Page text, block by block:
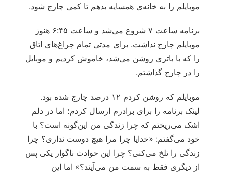
موبایلم را به خانه‌ی همسایه بدهم تا کمی چارج شود.
برنامه ساعت ۷ شروع می‌شد و ساعت ۶:۴۵ هنوز
موبایلم چارج نداشت. برای مدتی تمام چراغ‌های اتاق
را که با باتری روشن می‌شد، خاموش کردیم و موبایل
را در چارج گذاشتم.
موبایلم که روشن کردم ۱۲ درصد چارج شده بود.
لینک برنامه را برای برادرم ارسال کردم؛ اما در دلم
اشک می‌ریختم که چرا زندگی من این‌گونه است؟ با
خود می‌گفتم: «خدایا چرا مرا هیچ دوست نداری؟ چرا
زندگی را تلخ می‌کنی؟ چرا این حوادث ناگوار یکی پس
از دیگری فقط به سمت من می‌آیند؟» اما این